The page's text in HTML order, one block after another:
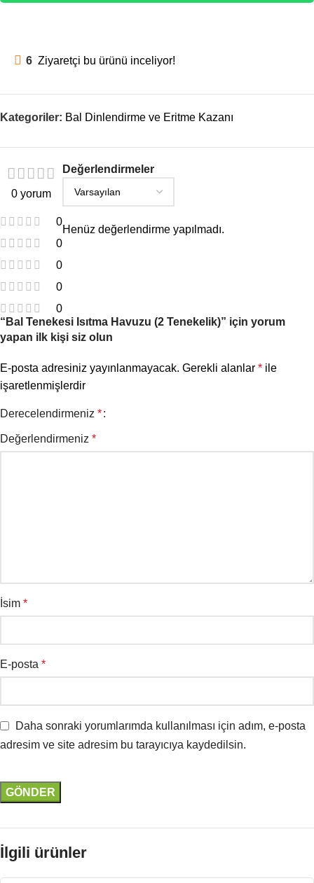
6 Ziyaretçi bu ürünü inceliyor!
Kategoriler: Bal Dinlendirme ve Eritme Kazanı
0 yorum
0
0
0
0
0
Değerlendirmeler
Henüz değerlendirme yapılmadı.
“Bal Tenekesi Isıtma Havuzu (2 Tenekelik)” için yorum
yapan ilk kişi siz olun
E-posta adresiniz yayınlanmayacak. Gerekli alanlar * ile
işaretlenmişlerdir
Derecelendirmeniz *
Değerlendirmeniz *
İsim *
E-posta *
Daha sonraki yorumlarımda kullanılması için adım, e-posta
adresim ve site adresim bu tarayıcıya kaydedilsin.
İlgili ürünler